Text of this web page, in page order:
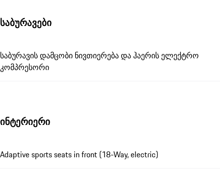
საბურავები
საბურავის დამცობი ნივთიერება და ჰაერის ელექტრო
კომპრესორი
ინტერიერი
Adaptive sports seats in front (18-Way, electric)